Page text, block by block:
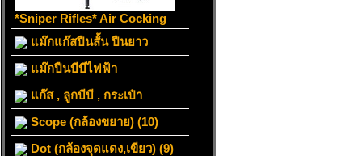
*Sniper Rifles* Air Cocking
แม๊กแก๊สปืนสั้น ปืนยาว
แม๊กปืนบีบีไฟฟ้า
แก๊ส , ลูกบีบี , กระเป๋า
Scope (กล้องขยาย) (10)
Dot (กล้องจุดแดง,เขียว) (9)